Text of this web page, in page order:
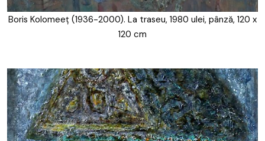
Boris Kolomeeț (1936-2000). La traseu, 1980 ulei, pânză, 120 x
120 cm